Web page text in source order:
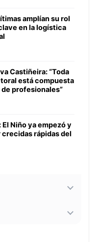
amplían su rol
en la logística
Castiñeira: “Toda
está compuesta
profesionales”
Niño ya empezó y
rápidas del
ganan terreno en